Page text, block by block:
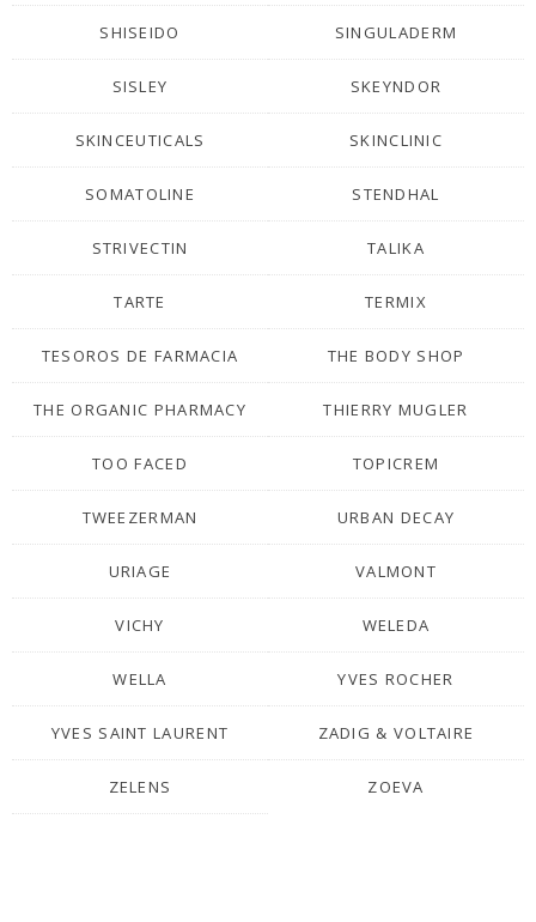
SHISEIDO SINGULADERM
SISLEY SKEYNDOR
SKINCEUTICALS SKINCLINIC
SOMATOLINE STENDHAL
STRIVECTIN TALIKA
TARTE TERMIX
TESOROS DE FARMACIA THE BODY SHOP
THE ORGANIC PHARMACY THIERRY MUGLER
TOO FACED TOPICREM
TWEEZERMAN URBAN DECAY
URIAGE VALMONT
VICHY WELEDA
WELLA YVES ROCHER
YVES SAINT LAURENT ZADIG & VOLTAIRE
ZELENS ZOEVA